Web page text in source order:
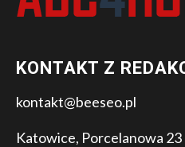
KONTAKT Z
kontakt@beeseo.pl
Katowice, Porcelanowa 23